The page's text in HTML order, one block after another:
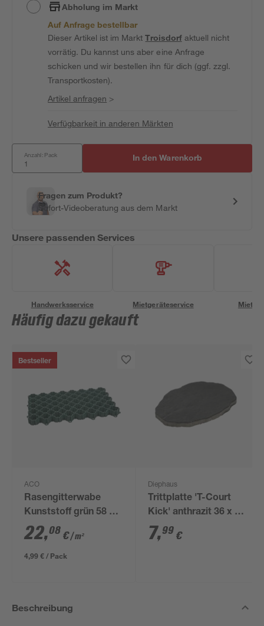
Abholung im Markt
Auf Anfrage bestellbar
Dieser Artikel ist im MarktTroisdorfaktuell nicht
vorrätig. Du kannst uns aber eine Anfrage
schicken und wir bestellen ihn für dich (ggf. zzgl.
Transportkosten).
Artikel anfragen >
Verfügbarkeit in anderen Märkten
Anzahl: Pack In den Warenkorb
Fragen zum Produkt?
Sofort-Videoberatung aus dem Markt
Unsere passenden Services
Handwerksservice Mietgeräteservice
Häufig dazu gekauft
Bestseller
ACO
Rasengitterwabe
Kunststoff grün 58 x
39 x 3,8 cm
22,08 €/ m²
4,99 € / Pack
Diephaus
Trittplatte 'T-Court
Kick' anthrazit 36 x 48
x 3 cm
7,99 €
Beschreibung